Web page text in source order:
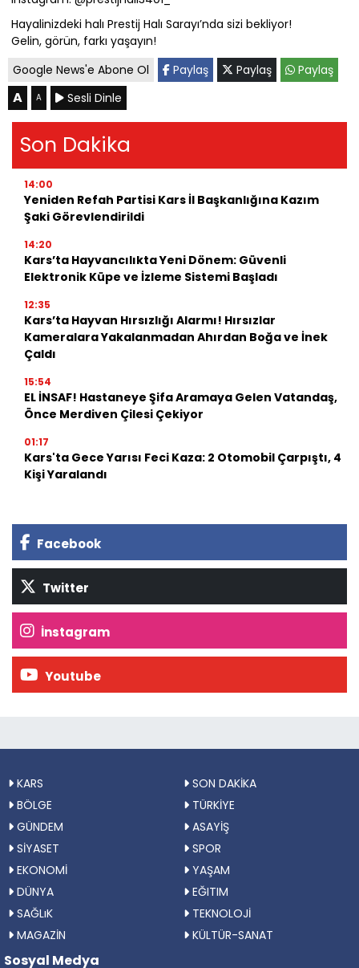
Hayalinizdeki halı Prestij Halı Sarayı’nda sizi bekliyor!
Gelin, görün, farkı yaşayın!
Google News'e Abone Ol
Paylaş Paylaş Paylaş
A A Sesli Dinle
Son Dakika
14:00
Yeniden Refah Partisi Kars İl Başkanlığına Kazım
Şaki Görevlendirildi
14:20
Kars’ta Hayvancılıkta Yeni Dönem: Güvenli
Elektronik Küpe ve İzleme Sistemi Başladı
12:35
Kars’ta Hayvan Hırsızlığı Alarmı! Hırsızlar
Kameralara Yakalanmadan Ahırdan Boğa ve İnek
Çaldı
15:54
EL İNSAF! Hastaneye Şifa Aramaya Gelen Vatandaş,
Önce Merdiven Çilesi Çekiyor
01:17
Kars'ta Gece Yarısı Feci Kaza: 2 Otomobil Çarpıştı, 4
Kişi Yaralandı
Facebook
Twitter
İnstagram
Youtube
KARS
SON DAKİKA
BÖLGE
TÜRKİYE
GÜNDEM
ASAYİŞ
SİYASET
SPOR
EKONOMİ
YAŞAM
DÜNYA
EĞITIM
SAĞLıK
TEKNOLOJİ
MAGAZİN
KÜLTÜR-SANAT
Sosyal Medya